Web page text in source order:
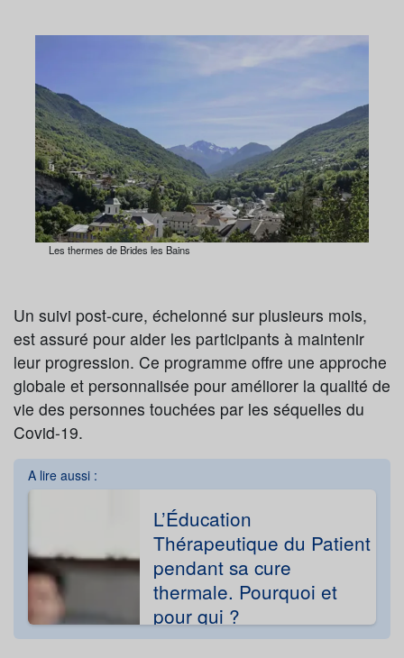
Les thermes de Brides les Bains
Un suivi post-cure, échelonné sur plusieurs mois,
est assuré pour aider les participants à maintenir
leur progression. Ce programme offre une approche
globale et personnalisée pour améliorer la qualité de
vie des personnes touchées par les séquelles du
Covid-19.
A lire aussi :
L’Éducation
Thérapeutique du Patient
pendant sa cure
thermale. Pourquoi et
pour qui ?